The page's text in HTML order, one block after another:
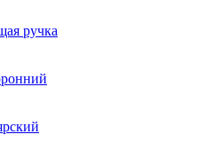
ручка